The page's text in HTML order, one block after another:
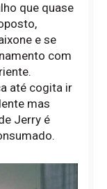
que quase
e se
com
até cogita ir
mas
Jerry é